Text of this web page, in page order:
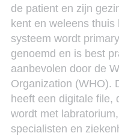
de patient en zijn
kent en weleens thuis
systeem wordt
genoemd en is best
aanbevolen door de
Organization (WHO).
heeft een digitale file,
wordt met
specialisten en